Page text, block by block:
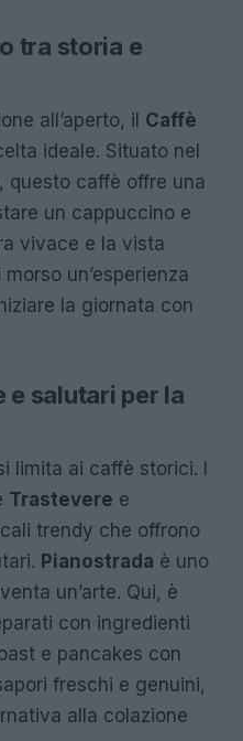
tra storia e
all’aperto, il Caffè
ideale. Situato nel
questo caffè offre una
un cappuccino e
vivace e la vista
un’esperienza
la giornata con
e salutari per la
limita ai caffè storici. I
Trastevere e
trendy che offrono
Pianostrada è uno
un’arte. Qui, è
con ingredienti
e pancakes con
freschi e genuini,
alla colazione